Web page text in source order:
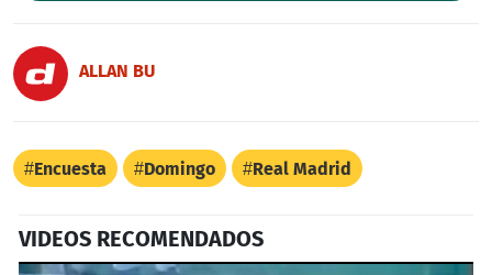
ALLAN BU
Encuesta Domingo Real Madrid
VIDEOS RECOMENDADOS